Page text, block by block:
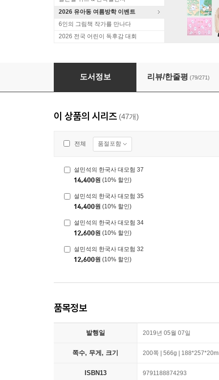
2026 유아동 여름방학 이벤트
6인의 그림책 작가를 만나다
2026 전국 어린이 독후감 대회
설민석의 한국사 대모험 10
도서정보 리뷰/한줄평 (79/271)
이 상품의 시리즈 (47개)
전체 품절포함
설민석의 한국사 대모험 37
14,400원 (10% 할인)
설민석의 한국사 대모험 35
14,400원 (10% 할인)
설민석의 한국사 대모험 34
12,600원 (10% 할인)
설민석의 한국사 대모험 32
12,600원 (10% 할인)
품목정보
발행일 2019년 05월 07일
쪽수, 무게, 크기 200쪽 | 566g |
ISBN13 9791188874293